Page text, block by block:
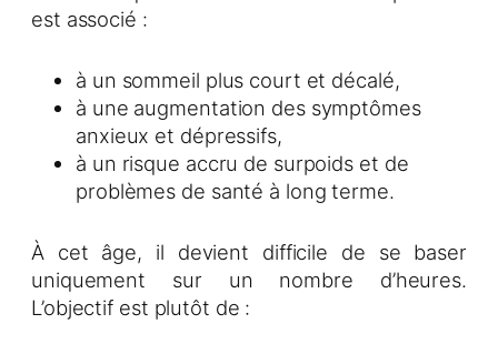
est associé :
à un sommeil plus court et décalé,
à une augmentation des symptômes
anxieux et dépressifs,
à un risque accru de surpoids et de
problèmes de santé à long terme.
À cet âge, il devient difficile de se baser
uniquement sur un nombre d’heures.
L’objectif est plutôt de :